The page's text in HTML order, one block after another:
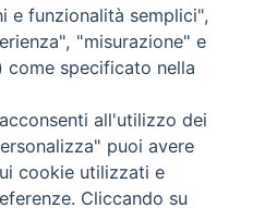
e funzionalità semplici",
"misurazione" e
specificato nella
all'utilizzo dei
puoi avere
cookie utilizzati e
Cliccando su